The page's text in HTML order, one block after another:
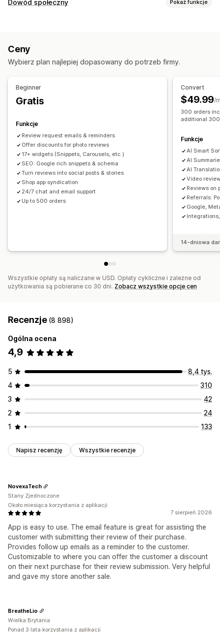
Strona wszystkich recenzji
Kluczowe informacje z recenzji Streszczenie recenzji
Fragmenty rozszerzone
Prośby przez e-mail
UGC w mediach społecznościowych
Wyskakujące okienka Formularze
Polecenia
Import i eksport Migracja recenzji
Syndykacja recenzji
Automatyzacje Niestandardowe prośby
Dowód społeczny Pokaż funkcje
Opcje wyświetlania
Pliki produktowe z produktami dostępnymi do zakupu
Analizy
Śledzenie zaangażowania
Śledzenie konwersji
Ceny
Wybierz plan najlepiej dopasowany do potrzeb firmy.
Beginner
Gratis
Funkcje
Review request emails & reminders
Offer discounts for photo reviews
17+ widgets (Snippets, Carousels, etc.)
SEO: Google rich snippets & schema
Turn reviews into social posts & stories
Shop app syndication
24/7 chat and email support
Up to 500 orders
Convert
$49.99/
300 orders
additional
Funkcje
AI Smart
AI
AI
Video
Reviews on
Referrals:
Google,
14-dniowa
Wszystkie opłaty są naliczane w USD. Opłaty cykliczne i zależne od
użytkowania są pobierane co 30 dni. Zobacz wszystkie opcje cen
Recenzje (8 898)
Ogólna ocena
4,9
5
8,4 tys.
4
310
3
42
2
24
1
133
Napisz recenzję Wszystkie recenzje
7 sierpień 2026
App is easy to use. The email feature is great for assisting the
customer with submitting their review of their purchase.
Provides follow up emails as a reminder to the customer.
Customizable to where you can offer the customer a discount
on their next purchase for their review submission. Very helpful
and gave my store another sale.
NovexaTech
Stany Zjednoczone
Około miesiąca korzystania z aplikacji
BreatheLio
Wielka Brytania
Ponad 3 lata korzystania z aplikacji